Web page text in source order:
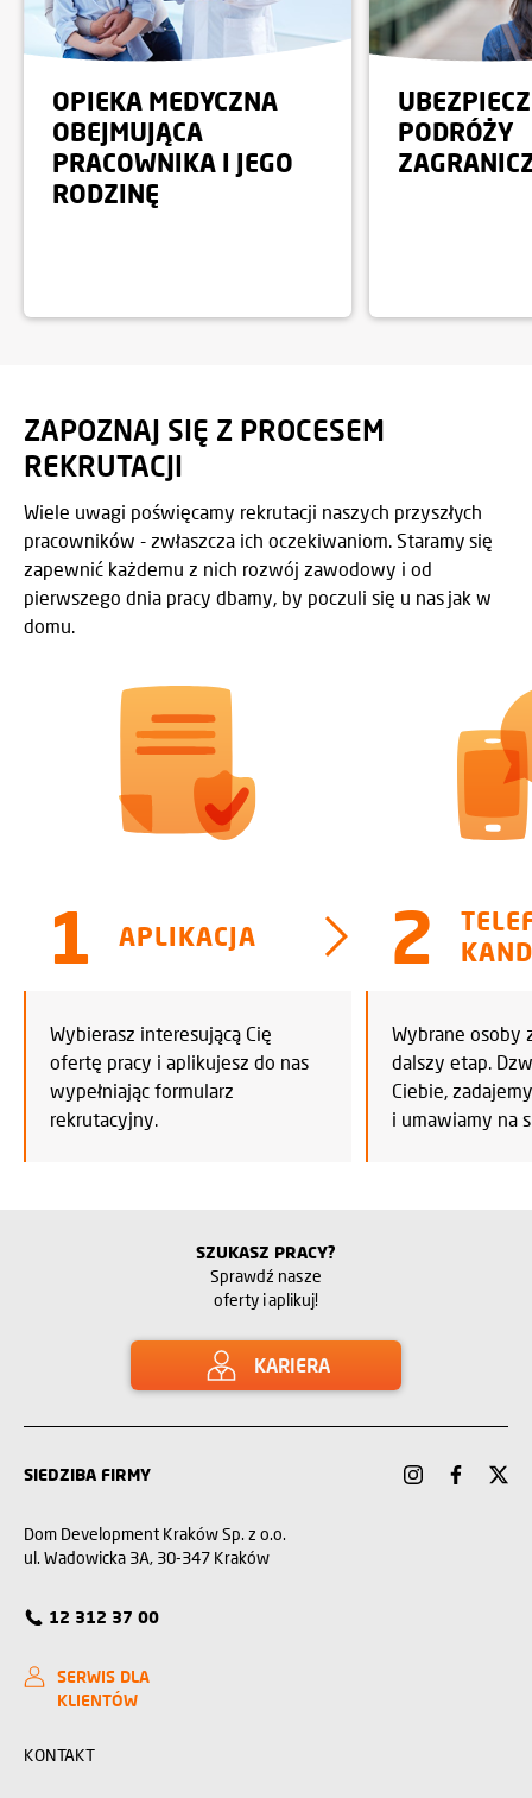
OPIEKA MEDYCZNA
OBEJMUJĄCA
PRACOWNIKA I JEGO
RODZINĘ
PODRÓŻY
ZAPOZNAJ SIĘ Z PROCESEM
REKRUTACJI
Wiele uwagi poświęcamy rekrutacji naszych przyszłych
pracowników - zwłaszcza ich oczekiwaniom. Staramy się
zapewnić każdemu z nich rozwój zawodowy i od
pierwszego dnia pracy dbamy, by poczuli się u nas jak w
domu.
APLIKACJA
Wybierasz interesującą Cię
ofertę pracy i aplikujesz do nas
wypełniając formularz
rekrutacyjny.
Wybrane osoby
dalszy etap.
Ciebie,
i umawiamy na
SZUKASZ PRACY?
Sprawdź nasze
oferty i aplikuj!
KARIERA
SIEDZIBA FIRMY
Dom Development Kraków Sp. z o.o.
ul. Wadowicka 3A, 30-347 Kraków
12 312 37 00
SERWIS DLA
KLIENTÓW
KONTAKT